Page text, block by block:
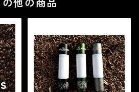
の他の商品